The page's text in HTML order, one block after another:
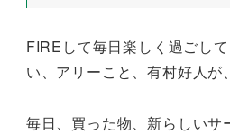
FIREして毎日楽しく過ごし
い、アリーこと、有村好人が、
毎日、買った物、新らしいサ